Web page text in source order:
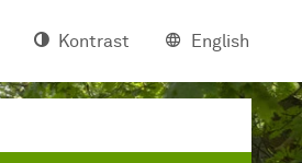
Kontrast English